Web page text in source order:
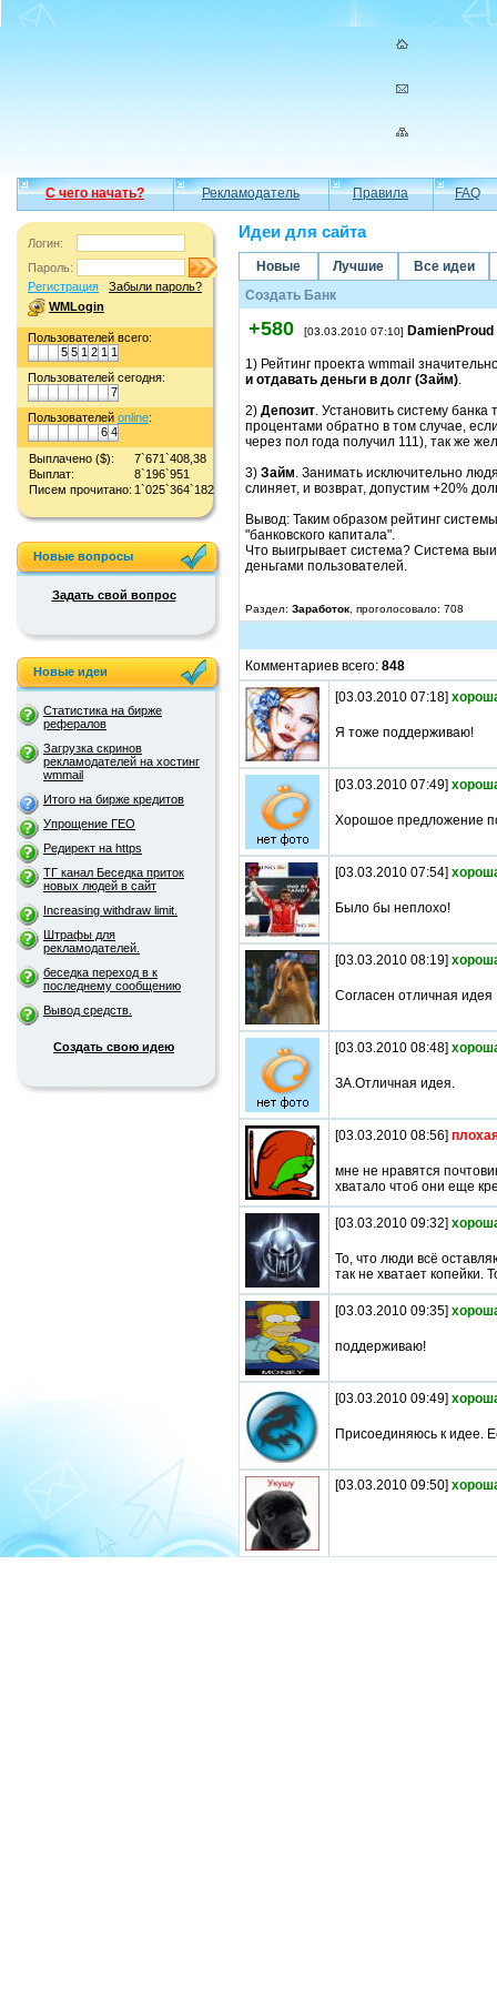
С чего начать? Рекламодатель Правила FAQ
Логин:
Пароль:
Регистрация
Забыли пароль?
WMLogin
Пользователей всего:
5 5 1 2 1 1
Пользователей сегодня:
7
Пользователей online:
6 4
Выплачено ($):
7`671`408,38
Выплат:
8`196`951
Писем прочитано: 1`025`364`182
Новые вопросы
Задать свой вопрос
Новые идеи
Статистика на бирже
рефералов
Загрузка скринов
рекламодателей на хостинг
wmmail
Итого на бирже кредитов
Упрощение ГЕО
Редирект на https
ТГ канал Беседка приток
новых людей в сайт
Increasing withdraw limit.
Штрафы для
рекламодателей.
беседка переход в к
последнему сообщению
Вывод средств.
Создать свою идею
Идеи для сайта
Новые Лучшие
Все идеи
Создать Банк
+580 [03.03.2010 07:10] DamienProud
1) Рейтинг проекта wmmail
и отдавать деньги в долг (Займ).
2) Депозит. Установить систему
процентами обратно в том случае,
через пол года получил 111), так же
3) Займ. Занимать исключительно
слиняет, и возврат, допустим +20%
Вывод: Таким образом рейтинг
"банковского капитала".
Что выигрывает система? Система
деньгами пользователей.
Раздел: Заработок , проголосовало: 708
Комментариев всего: 848
[03.03.2010 07:18]
Я тоже поддерживаю!
[03.03.2010 07:49]
Хорошое предложение
[03.03.2010 07:54]
Было бы неплохо!
[03.03.2010 08:19]
Согласен отличная идея
[03.03.2010 08:48]
ЗА.Отличная идея.
[03.03.2010 08:56]
мне не нравятся
хватало чтоб они еще
[03.03.2010 09:32]
То, что люди всё
так не хватает копейки.
[03.03.2010 09:35]
поддерживаю!
[03.03.2010 09:49]
Присоединяюсь к идее.
[03.03.2010 09:50]